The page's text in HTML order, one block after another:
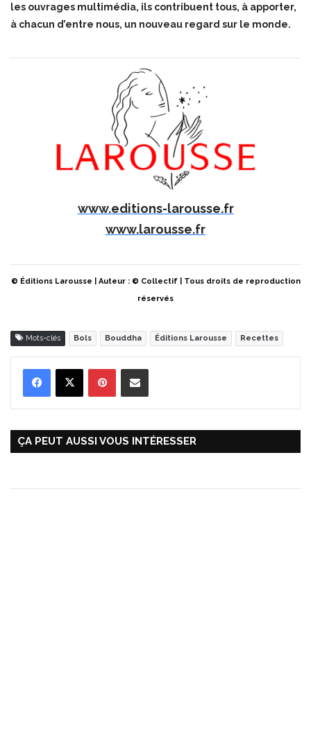
les ouvrages multimédia, ils contribuent tous, à apporter,
à chacun d’entre nous, un nouveau regard sur le monde.
www.editions-larousse.fr
www.larousse.fr
© Éditions Larousse | Auteur : © Collectif | Tous droits de reproduction
réservés
Mots-clés Bols Bouddha Éditions Larousse Recettes
ÇA PEUT AUSSI VOUS INTÉRESSER